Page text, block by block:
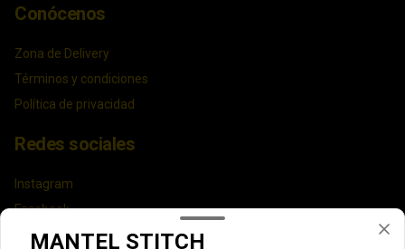
Conócenos
Zona de Delivery
Términos y condiciones
Política de privacidad
Redes sociales
Instagram
Facebook
MANTEL STITCH